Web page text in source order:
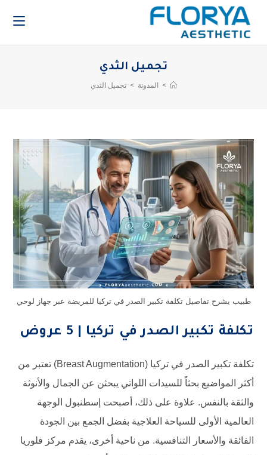
تجميل الثدي
> المدونة > تجميل الثدي
طبيب يشرح تفاصيل تكلفة تكبير الصدر في تركيا للمريضة عبر جهاز لوحي
تكلفة تكبير الصدر في تركيا | 5 عروض
تكلفة تكبير الصدر في تركيا (Breast Augmentation) تعتبر من
أكثر المواضيع بحثاً للسيدات اللواتي يبحثن عن الجمال والأنوثة
والثقة بالنفس. علاوة على ذلك، أصبحت إسطنبول الوجهة
العالمية الأولى للسياحة العلاجية بفضل الجمع بين الجودة
الفائقة والأسعار التنافسية. من ناحية أخرى، يقدم مركز فلوريا